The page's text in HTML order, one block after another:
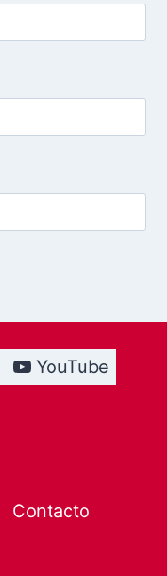
YouTube
Contacto